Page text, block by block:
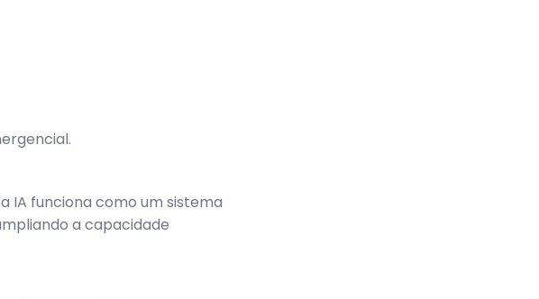
IA funciona como um sistema
a capacidade